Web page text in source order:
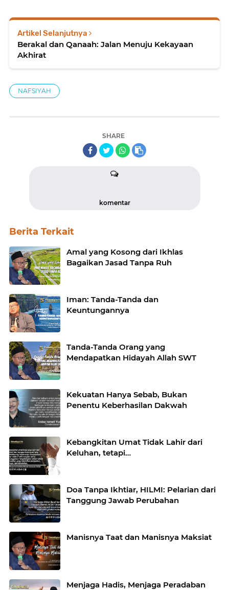
Artikel Selanjutnya
Berakal dan Qanaah: Jalan Menuju Kekayaan
Akhirat
NAFSIYAH
SHARE
komentar
Berita Terkait
Amal yang Kosong dari Ikhlas
Bagaikan Jasad Tanpa Ruh
Iman: Tanda-Tanda dan
Keuntungannya
Tanda-Tanda Orang yang
Mendapatkan Hidayah Allah SWT
Kekuatan Hanya Sebab, Bukan
Penentu Keberhasilan Dakwah
Kebangkitan Umat Tidak Lahir dari
Keluhan, tetapi…
Doa Tanpa Ikhtiar, HILMI: Pelarian dari
Tanggung Jawab Perubahan
Manisnya Taat dan Manisnya Maksiat
Menjaga Hadis, Menjaga Peradaban